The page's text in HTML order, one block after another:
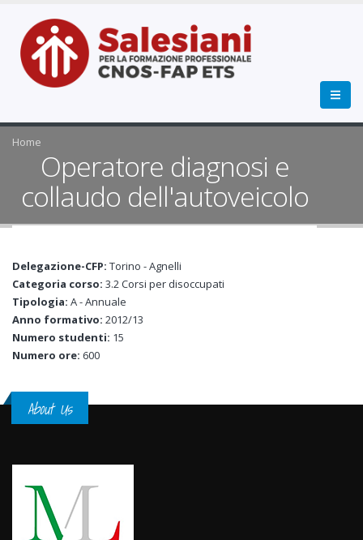
Home
Operatore diagnosi e
collaudo dell'autoveicolo
Delegazione-CFP: Torino - Agnelli
Categoria corso: 3.2 Corsi per disoccupati
Tipologia: A - Annuale
Anno formativo: 2012/13
Numero studenti: 15
Numero ore: 600
About Us